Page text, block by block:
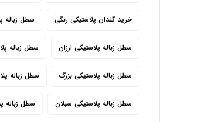
خرید گلدان پلاستیکی رنگی سطل زباله
سطل زباله پلاستیکی ارزان سطل زباله
سطل زباله پلاستیکی بزرگ سطل زباله
سطل زباله پلاستیکی سبلان سطل زباله